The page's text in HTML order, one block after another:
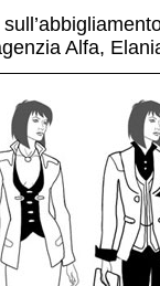
Alfa,